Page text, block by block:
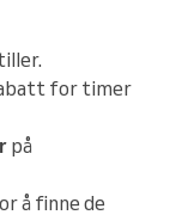
for timer
på
å finne de